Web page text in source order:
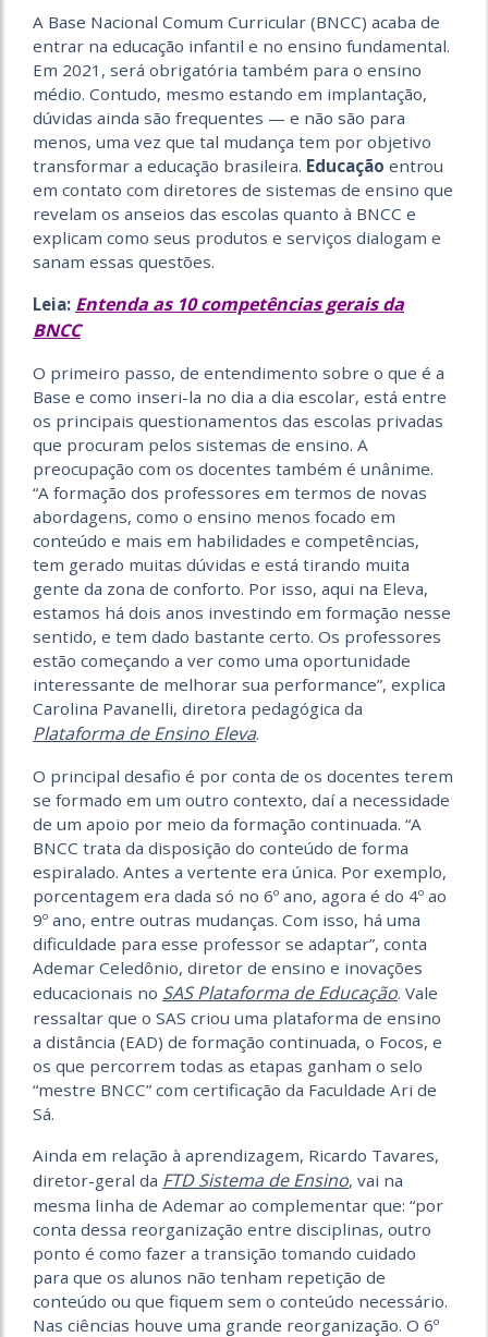
A Base Nacional Comum Curricular (BNCC) acaba de
entrar na educação infantil e no ensino fundamental.
Em 2021, será obrigatória também para o ensino
médio. Contudo, mesmo estando em implantação,
dúvidas ainda são frequentes — e não são para
menos, uma vez que tal mudança tem por objetivo
transformar a educação brasileira. Educação entrou
em contato com diretores de sistemas de ensino que
revelam os anseios das escolas quanto à BNCC e
explicam como seus produtos e serviços dialogam e
sanam essas questões.
Leia: Entenda as 10 competências gerais da
BNCC
O primeiro passo, de entendimento sobre o que é a
Base e como inseri-la no dia a dia escolar, está entre
os principais questionamentos das escolas privadas
que procuram pelos sistemas de ensino. A
preocupação com os docentes também é unânime.
“A formação dos professores em termos de novas
abordagens, como o ensino menos focado em
conteúdo e mais em habilidades e competências,
tem gerado muitas dúvidas e está tirando muita
gente da zona de conforto. Por isso, aqui na Eleva,
estamos há dois anos investindo em formação nesse
sentido, e tem dado bastante certo. Os professores
estão começando a ver como uma oportunidade
interessante de melhorar sua performance”, explica
Carolina Pavanelli, diretora pedagógica da
Plataforma de Ensino Eleva.
O principal desafio é por conta de os docentes terem
se formado em um outro contexto, daí a necessidade
de um apoio por meio da formação continuada. “A
BNCC trata da disposição do conteúdo de forma
espiralado. Antes a vertente era única. Por exemplo,
porcentagem era dada só no 6º ano, agora é do 4º ao
9º ano, entre outras mudanças. Com isso, há uma
dificuldade para esse professor se adaptar”, conta
Ademar Celedônio, diretor de ensino e inovações
educacionais no SAS Plataforma de Educação. Vale
ressaltar que o SAS criou uma plataforma de ensino
a distância (EAD) de formação continuada, o Focos, e
os que percorrem todas as etapas ganham o selo
“mestre BNCC” com certificação da Faculdade Ari de
Sá.
Ainda em relação à aprendizagem, Ricardo Tavares,
diretor-geral da FTD Sistema de Ensino, vai na
mesma linha de Ademar ao complementar que: “por
conta dessa reorganização entre disciplinas, outro
ponto é como fazer a transição tomando cuidado
para que os alunos não tenham repetição de
conteúdo ou que fiquem sem o conteúdo necessário.
Nas ciências houve uma grande reorganização. O 6º